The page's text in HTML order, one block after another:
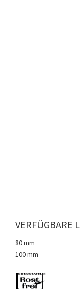
VERFÜGBARE
80 mm
100 mm